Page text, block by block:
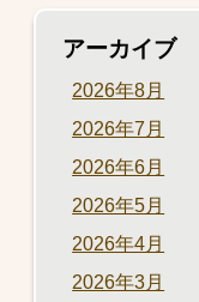
アーカイブ
2026年8月
2026年7月
2026年6月
2026年5月
2026年4月
2026年3月